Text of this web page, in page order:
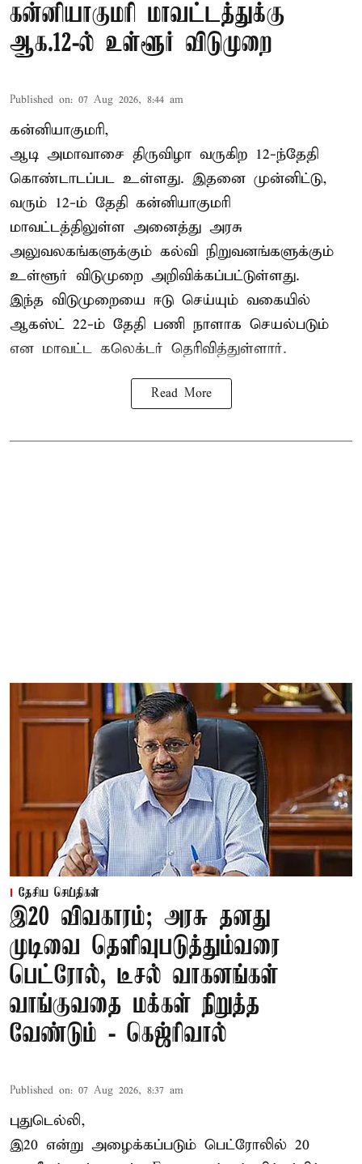
கன்னியாகுமரி மாவட்டத்துக்கு
ஆக.12-ல் உள்ளூர் விடுமுறை
Published on: 07 Aug 2026, 8:44 am
கன்னியாகுமரி,
ஆடி அமாவாசை திருவிழா வருகிற 12-ந்தேதி
கொண்டாடப்பட உள்ளது. இதனை முன்னிட்டு,
வரும் 12-ம் தேதி கன்னியாகுமரி
மாவட்டத்திலுள்ள அனைத்து அரசு
அலுவலகங்களுக்கும் கல்வி நிறுவனங்களுக்கும்
உள்ளூர் விடுமுறை அறிவிக்கப்பட்டுள்ளது.
இந்த விடுமுறையை ஈடு செய்யும் வகையில்
ஆகஸ்ட் 22-ம் தேதி பணி நாளாக செயல்படும்
என மாவட்ட கலெக்டர் தெரிவித்துள்ளார்.
Read More
தேசிய செய்திகள்
இ20 விவகாரம்; அரசு தனது
முடிவை தெளிவுபடுத்தும்வரை
பெட்ரோல், டீசல் வாகனங்கள்
வாங்குவதை மக்கள் நிறுத்த
வேண்டும் - கெஜ்ரிவால்
Published on: 07 Aug 2026, 8:37 am
புதுடெல்லி,
இ20 என்று அழைக்கப்படும் பெட்ரோலில் 20